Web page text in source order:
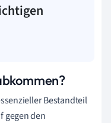
Bestandteil
gegen den